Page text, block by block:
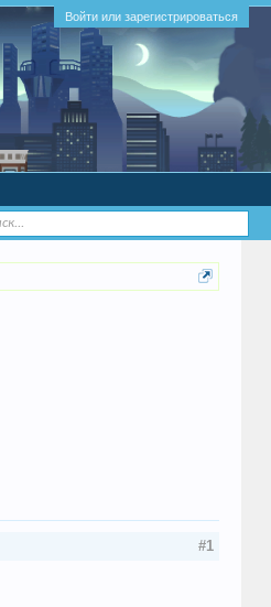
Войти или зарегистрироваться
#1